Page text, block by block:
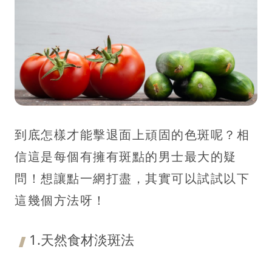
到底怎樣才能擊退面上頑固的色斑呢？相
信這是每個有擁有斑點的男士最大的疑
問！想讓點一網打盡，其實可以試試以下
這幾個方法呀！
1.天然食材淡斑法